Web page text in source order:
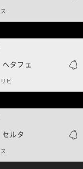
ヘタフェ
ビ
セルタ